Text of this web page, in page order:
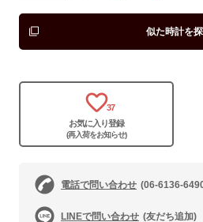
似た時計を
37
お気に入り登録
(再入荷をお知らせ)
電話で問い合わせ (06-6136-
LINEで問い合わせ (友だち追加)